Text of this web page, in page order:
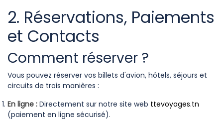
2. Réservations, Paiements
et Contacts
Comment réserver ?
Vous pouvez réserver vos billets d'avion, hôtels, séjours et
circuits de trois manières :
En ligne : Directement sur notre site web ttevoyages.tn
(paiement en ligne sécurisé).